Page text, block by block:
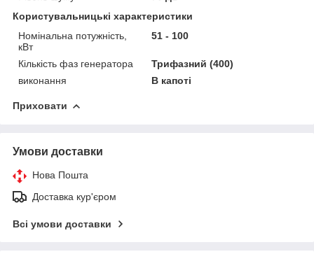
Користувальницькі характеристики
Номінальна потужність,
кВт
51 - 100
Кількість фаз генератора
Трифазний (400)
виконання
В капоті
Приховати
Умови доставки
Нова Пошта
Доставка кур'єром
Всі умови доставки